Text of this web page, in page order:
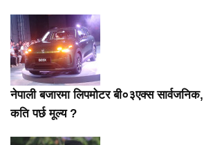
नेपाली बजारमा लिपमोटर बी०३एक्स सार्वजनिक,
कति पर्छ मूल्य ?